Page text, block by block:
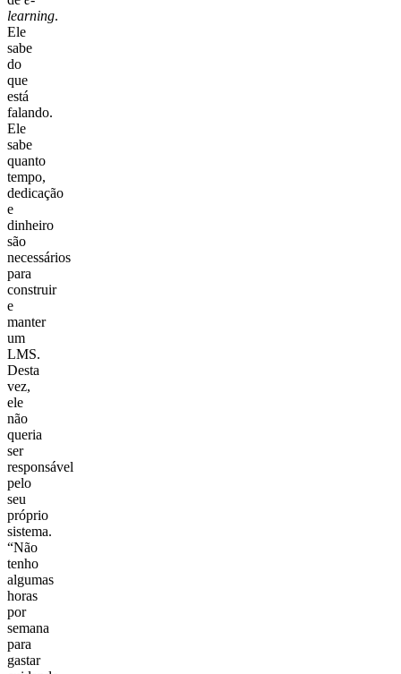
learning.
Ele
sabe
do
que
está
falando.
Ele
sabe
quanto
tempo,
dedicação
e
dinheiro
são
necessários
para
construir
e
manter
um
LMS.
Desta
vez,
ele
não
queria
ser
responsável
pelo
seu
próprio
sistema.
“Não
tenho
algumas
horas
por
semana
para
gastar